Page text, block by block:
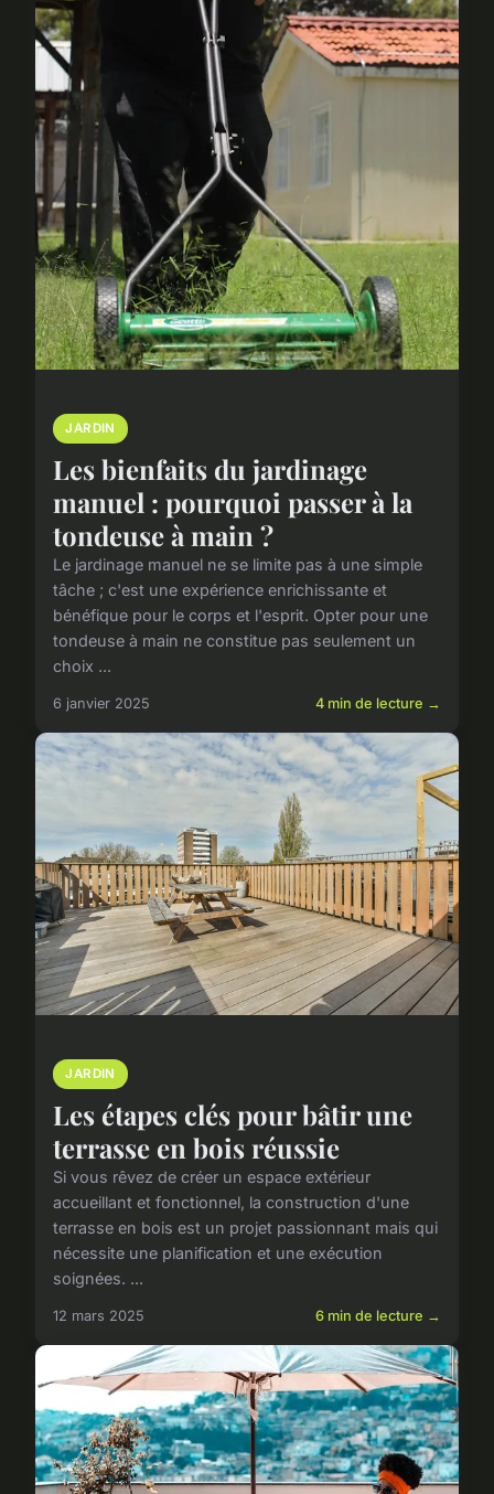
JARDIN
Les bienfaits du jardinage
manuel : pourquoi passer à la
tondeuse à main ?
Le jardinage manuel ne se limite pas à une simple
tâche ; c'est une expérience enrichissante et
bénéfique pour le corps et l'esprit. Opter pour une
tondeuse à main ne constitue pas seulement un
choix ...
6 janvier 2025 4 min de lecture →
JARDIN
Les étapes clés pour bâtir une
terrasse en bois réussie
Si vous rêvez de créer un espace extérieur
accueillant et fonctionnel, la construction d'une
terrasse en bois est un projet passionnant mais qui
nécessite une planification et une exécution
soignées. ...
12 mars 2025 6 min de lecture →